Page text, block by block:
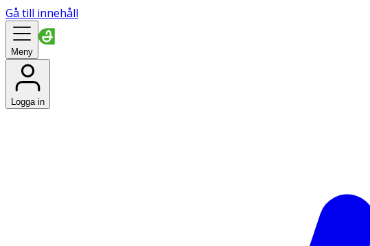
Gå till innehåll
Meny
Logga in